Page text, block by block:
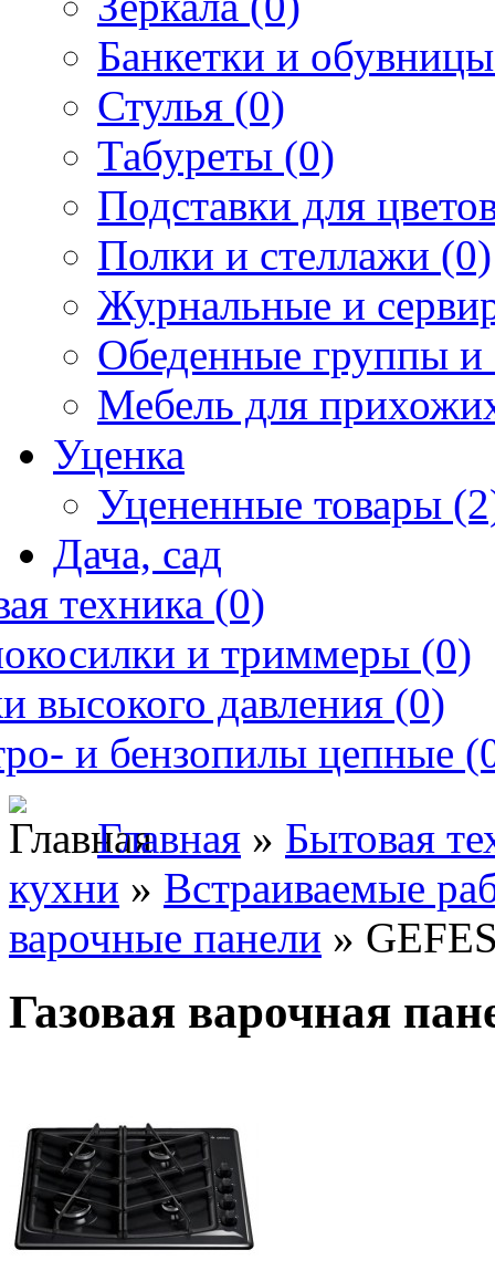
Банкетки и
Стулья (0)
Табуреты (0)
Подставки для
Полки и стеллажи (0)
Журнальные и
Обеденные группы и
Мебель для
Уценка
Уцененные товары
Дача, сад
техника (0)
и триммеры (0)
высокого давления (0)
и бензопилы цепные
Главная » Бытовая
кухни » Встраиваемые
варочные панели »
Газовая варочная